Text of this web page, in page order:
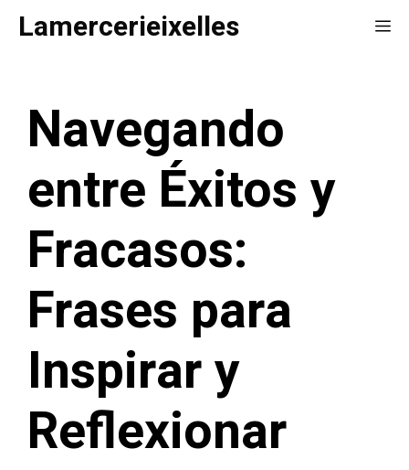
SaltarLamercerieixelles
Navegando
entre Éxitos y
Fracasos:
Frases para
Inspirar y
Reflexionar